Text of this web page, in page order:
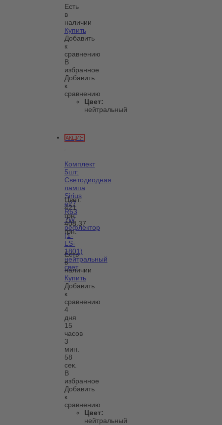
Есть
в
наличии
Купить
Добавить
к
сравнению
В
избранное
Добавить
к
сравнению
Цвет:
нейтральный
АКЦИЯ
Комплект
5шт:
Светодиодная
лампа
Sirius
e27
R63
7W
рефлектор
(1-
LS-
1801)
нейтральный
свет
Цвет:
421
грн.
408.37
грн.
Есть
в
наличии
Купить
Добавить
к
сравнению
4
дня
15
часов
3
мин.
58
сек.
В
избранное
Добавить
к
сравнению
Цвет:
нейтральный